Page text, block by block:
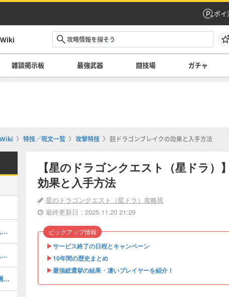
ポイ
雑談掲示板 最強武器 闘技場 ガチャ
特技／呪文一覧 攻撃特技 超ドラゴンブレイクの効果と入手方法
【星のドラゴンクエスト（星ドラ
効果と入手方法
星のドラゴンクエスト（星ドラ）攻略班
最終更新日：2025.11.20 21:29
▶︎サービス終了の日程とキャンペーン
▶︎10年間の歴史まとめ
▶︎最強総選挙の結果・凄いプレイヤーを紹介！
ピックアップ情報
獲得経験値5000!?「超強化素材」の入手方法！
ジオラーデスの紋章・下のスキルと入手方法
「マホラッド大陸 南西エリア」の報酬と獲得経験値